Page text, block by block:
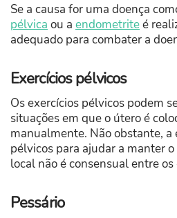
Se a causa for uma doença
pélvica ou a endometriteé
adequado para combater a
Exercícios pélvicos
Os exercícios pélvicos podem
situações em que o útero é
manualmente. Não obstante, a
pélvicos para ajudar a manter
local não é consensual entre
Pessário